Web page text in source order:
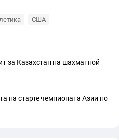
США
за Казахстан на шахматной
на старте чемпионата Азии по